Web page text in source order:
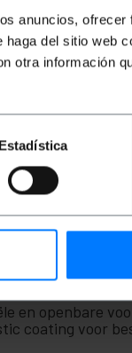
anuncios,
del sitio web
otra información
Estadística
REF:
CM045
en openbare
coating voor